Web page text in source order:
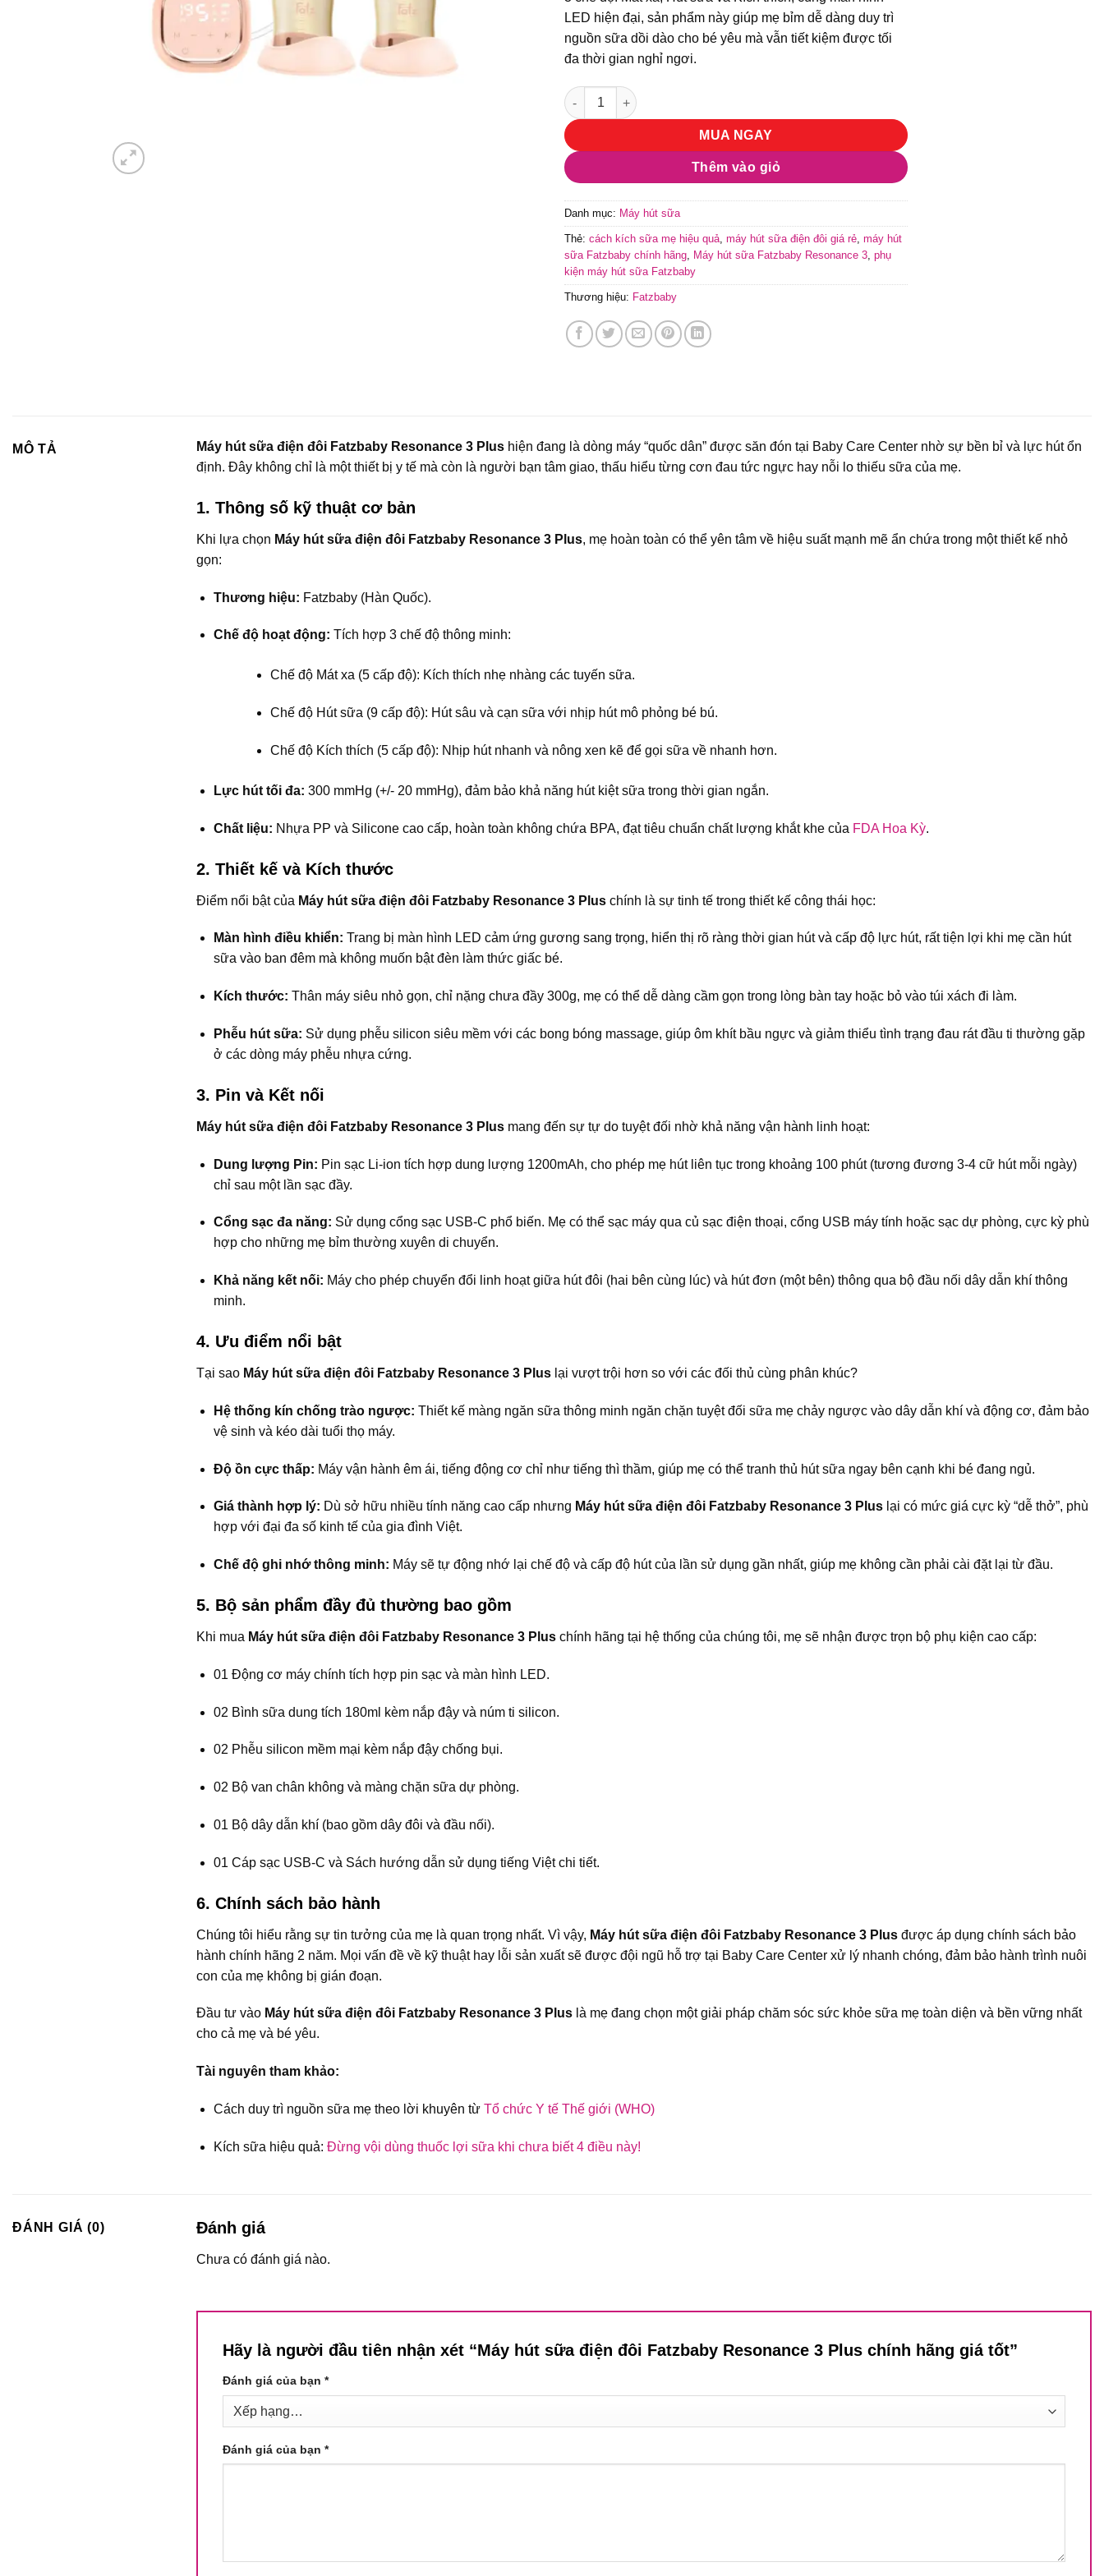
LED hiện đại, sản phẩm này giúp mẹ bỉm dễ dàng duy trì
nguồn sữa dồi dào cho bé yêu mà vẫn tiết kiệm được tối
đa thời gian nghỉ ngơi.
Máy hút sữa điện đôi Fatzbaby Resonance 3 Plus chính hãng giá tốt số lượng
Thêm vào giỏ
MUA NGAY
Danh mục: Máy hút sữa
Thẻ: cách kích sữa mẹ hiệu quả, máy hút sữa điện đôi giá rẻ, máy hút
sữa Fatzbaby chính hãng, Máy hút sữa Fatzbaby Resonance 3, phụ
kiện máy hút sữa Fatzbaby
Thương hiệu: Fatzbaby
MÔ TẢ Máy hút sữa điện đôi Fatzbaby Resonance 3 Plus hiện đang là dòng máy “quốc dân” được săn đón tại Baby Care Center nhờ sự bền bỉ và lực hút ổn
định. Đây không chỉ là một thiết bị y tế mà còn là người bạn tâm giao, thấu hiểu từng cơn đau tức ngực hay nỗi lo thiếu sữa của mẹ.
1. Thông số kỹ thuật cơ bản
Khi lựa chọn Máy hút sữa điện đôi Fatzbaby Resonance 3 Plus, mẹ hoàn toàn có thể yên tâm về hiệu suất mạnh mẽ ẩn chứa trong một thiết kế nhỏ
gọn:
Thương hiệu: Fatzbaby (Hàn Quốc).
Chế độ hoạt động: Tích hợp 3 chế độ thông minh:
Chế độ Mát xa (5 cấp độ): Kích thích nhẹ nhàng các tuyến sữa.
Chế độ Hút sữa (9 cấp độ): Hút sâu và cạn sữa với nhịp hút mô phỏng bé bú.
Chế độ Kích thích (5 cấp độ): Nhịp hút nhanh và nông xen kẽ để gọi sữa về nhanh hơn.
Lực hút tối đa: 300 mmHg (+/- 20 mmHg), đảm bảo khả năng hút kiệt sữa trong thời gian ngắn.
Chất liệu: Nhựa PP và Silicone cao cấp, hoàn toàn không chứa BPA, đạt tiêu chuẩn chất lượng khắt khe của FDA Hoa Kỳ.
2. Thiết kế và Kích thước
Điểm nổi bật của Máy hút sữa điện đôi Fatzbaby Resonance 3 Plus chính là sự tinh tế trong thiết kế công thái học:
Màn hình điều khiển: Trang bị màn hình LED cảm ứng gương sang trọng, hiển thị rõ ràng thời gian hút và cấp độ lực hút, rất tiện lợi khi mẹ cần hút
sữa vào ban đêm mà không muốn bật đèn làm thức giấc bé.
Kích thước: Thân máy siêu nhỏ gọn, chỉ nặng chưa đầy 300g, mẹ có thể dễ dàng cầm gọn trong lòng bàn tay hoặc bỏ vào túi xách đi làm.
Phễu hút sữa: Sử dụng phễu silicon siêu mềm với các bong bóng massage, giúp ôm khít bầu ngực và giảm thiểu tình trạng đau rát đầu ti thường gặp
ở các dòng máy phễu nhựa cứng.
3. Pin và Kết nối
Máy hút sữa điện đôi Fatzbaby Resonance 3 Plus mang đến sự tự do tuyệt đối nhờ khả năng vận hành linh hoạt:
Dung lượng Pin: Pin sạc Li-ion tích hợp dung lượng 1200mAh, cho phép mẹ hút liên tục trong khoảng 100 phút (tương đương 3-4 cữ hút mỗi ngày)
chỉ sau một lần sạc đầy.
Cổng sạc đa năng: Sử dụng cổng sạc USB-C phổ biến. Mẹ có thể sạc máy qua củ sạc điện thoại, cổng USB máy tính hoặc sạc dự phòng, cực kỳ phù
hợp cho những mẹ bỉm thường xuyên di chuyển.
Khả năng kết nối: Máy cho phép chuyển đổi linh hoạt giữa hút đôi (hai bên cùng lúc) và hút đơn (một bên) thông qua bộ đầu nối dây dẫn khí thông
minh.
4. Ưu điểm nổi bật
Tại sao Máy hút sữa điện đôi Fatzbaby Resonance 3 Plus lại vượt trội hơn so với các đối thủ cùng phân khúc?
Hệ thống kín chống trào ngược: Thiết kế màng ngăn sữa thông minh ngăn chặn tuyệt đối sữa mẹ chảy ngược vào dây dẫn khí và động cơ, đảm bảo
vệ sinh và kéo dài tuổi thọ máy.
Độ ồn cực thấp: Máy vận hành êm ái, tiếng động cơ chỉ như tiếng thì thầm, giúp mẹ có thể tranh thủ hút sữa ngay bên cạnh khi bé đang ngủ.
Giá thành hợp lý: Dù sở hữu nhiều tính năng cao cấp nhưng Máy hút sữa điện đôi Fatzbaby Resonance 3 Pluslại có mức giá cực kỳ “dễ thở”, phù
hợp với đại đa số kinh tế của gia đình Việt.
Chế độ ghi nhớ thông minh: Máy sẽ tự động nhớ lại chế độ và cấp độ hút của lần sử dụng gần nhất, giúp mẹ không cần phải cài đặt lại từ đầu.
5. Bộ sản phẩm đầy đủ thường bao gồm
Khi mua Máy hút sữa điện đôi Fatzbaby Resonance 3 Plus chính hãng tại hệ thống của chúng tôi, mẹ sẽ nhận được trọn bộ phụ kiện cao cấp:
01 Động cơ máy chính tích hợp pin sạc và màn hình LED.
02 Bình sữa dung tích 180ml kèm nắp đậy và núm ti silicon.
02 Phễu silicon mềm mại kèm nắp đậy chống bụi.
02 Bộ van chân không và màng chặn sữa dự phòng.
01 Bộ dây dẫn khí (bao gồm dây đôi và đầu nối).
01 Cáp sạc USB-C và Sách hướng dẫn sử dụng tiếng Việt chi tiết.
6. Chính sách bảo hành
Chúng tôi hiểu rằng sự tin tưởng của mẹ là quan trọng nhất. Vì vậy, Máy hút sữa điện đôi Fatzbaby Resonance 3 Plus được áp dụng chính sách bảo
hành chính hãng 2 năm. Mọi vấn đề về kỹ thuật hay lỗi sản xuất sẽ được đội ngũ hỗ trợ tại Baby Care Center xử lý nhanh chóng, đảm bảo hành trình nuôi
con của mẹ không bị gián đoạn.
Đầu tư vào Máy hút sữa điện đôi Fatzbaby Resonance 3 Plus là mẹ đang chọn một giải pháp chăm sóc sức khỏe sữa mẹ toàn diện và bền vững nhất
cho cả mẹ và bé yêu.
Tài nguyên tham khảo:
Cách duy trì nguồn sữa mẹ theo lời khuyên từ Tổ chức Y tế Thế giới (WHO)
Kích sữa hiệu quả: Đừng vội dùng thuốc lợi sữa khi chưa biết 4 điều này!
ĐÁNH GIÁ (0) Đánh giá
Chưa có đánh giá nào.
Hãy là người đầu tiên nhận xét “Máy hút sữa điện đôi Fatzbaby Resonance 3 Plus chính hãng giá tốt”
Đánh giá của bạn *
Đánh giá của bạn *